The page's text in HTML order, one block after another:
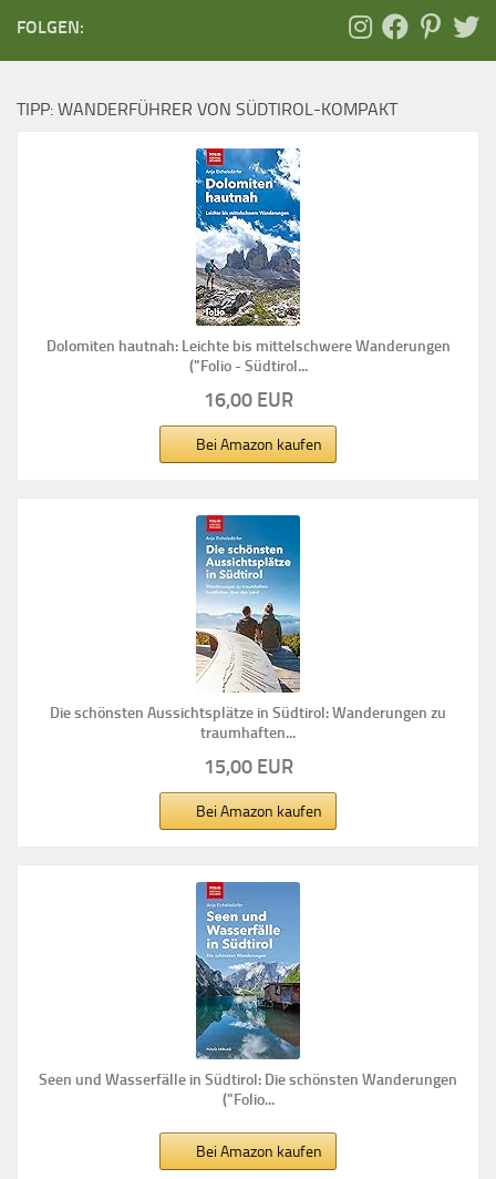
FOLGEN:
TIPP: WANDERFÜHRER VON SÜDTIROL-KOMPAKT
Dolomiten hautnah: Leichte bis mittelschwere Wanderungen
("Folio - Südtirol...
16,00 EUR
Bei Amazon kaufen
Die schönsten Aussichtsplätze in Südtirol: Wanderungen zu
traumhaften...
15,00 EUR
Bei Amazon kaufen
Seen und Wasserfälle in Südtirol: Die schönsten Wanderungen
("Folio...
Bei Amazon kaufen